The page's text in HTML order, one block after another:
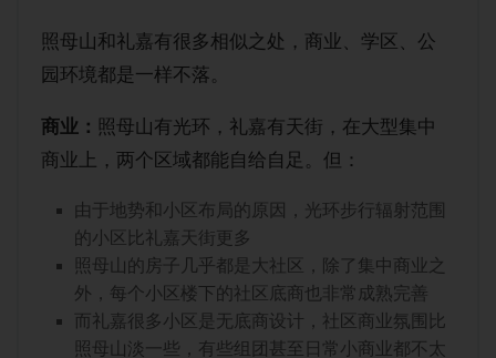
照母山和礼嘉有很多相似之处，商业、学区、公
园环境都是一样不落。
商业： 照母山有光环，礼嘉有天街，在大型集中
商业上，两个区域都能自给自足。但：
由于地势和小区布局的原因，光环步行辐射范围
的小区比礼嘉天街更多
照母山的房子几乎都是大社区，除了集中商业之
外，每个小区楼下的社区底商也非常成熟完善
而礼嘉很多小区是无底商设计，社区商业氛围比
照母山淡一些，有些组团甚至日常小商业都不太